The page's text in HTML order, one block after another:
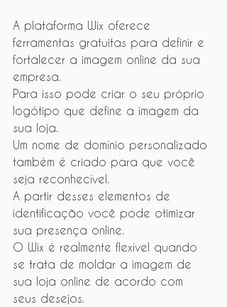
A plataforma Wix oferece
ferramentas gratuitas para definir e
fortalecer a imagem online da sua
empresa.
Para isso pode criar o seu próprio
logótipo que define a imagem da
sua loja.
Um nome de domínio personalizado
também é criado para que você
seja reconhecível.
A partir desses elementos de
identificação você pode otimizar
sua presença online.
O Wix é realmente flexível quando
se trata de moldar a imagem de
sua loja online de acordo com
seus desejos.